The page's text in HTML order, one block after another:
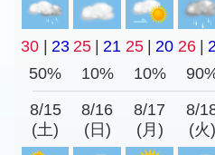
30 | 23 25 | 21 25 | 20 26 |
50%
10% 10%
8/15
(土)
8/16
(日)
8/17
(月)
8/
(火)